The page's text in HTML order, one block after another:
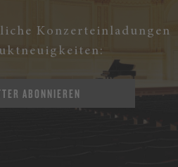
Konzerteinladungen
ABONNIEREN